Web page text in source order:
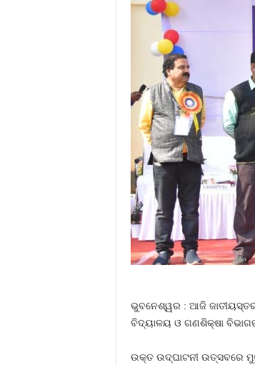
ଭୁବନେଶ୍ୱର : ଆଜି
ବିଦ୍ୟାଳୟ ଓ ଗଣଶିକ୍ଷା
ଉକ୍ତ ଉଦ୍‌ଘାଟନୀ ଉତ୍ସବରେ